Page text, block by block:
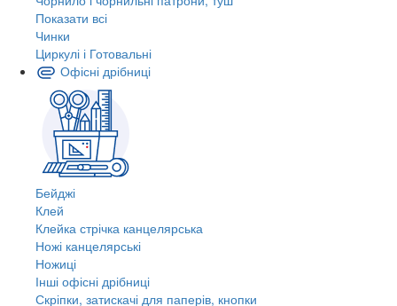
Показати всі
Чинки
Циркулі і Готовальні
Офісні дрібниці
Бейджі
Клей
Клейка стрічка канцелярська
Ножі канцелярські
Ножиці
Інші офісні дрібниці
Скріпки, затискачі для паперів, кнопки